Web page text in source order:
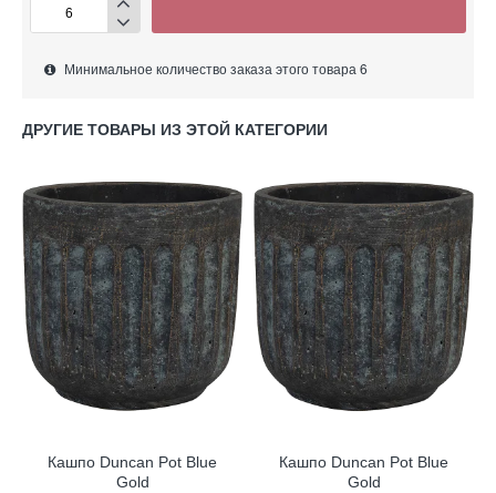
Минимальное количество заказа этого товара 6
ДРУГИЕ ТОВАРЫ ИЗ ЭТОЙ КАТЕГОРИИ
Кашпо Duncan Pot Blue
Gold
Кашпо Duncan Pot Blue
Gold